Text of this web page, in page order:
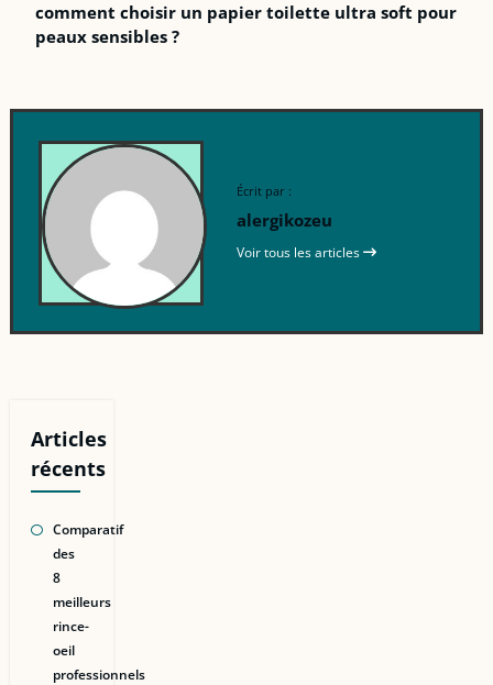
comment choisir un papier toilette ultra soft pour
peaux sensibles ?
Écrit par :
alergikozeu
Voir tous les articles
Articles
récents
Comparatif
des
8
meilleurs
rince-
oeil
professionnels